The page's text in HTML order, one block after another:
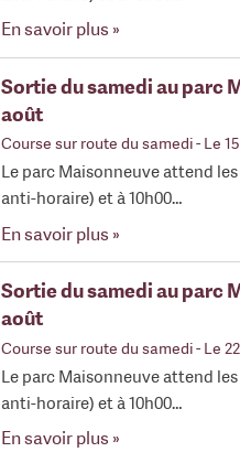
En savoir plus »
Sortie du samedi au parc
août
Course sur route du samedi- Le
Le parc Maisonneuve attend
anti-horaire) et à 10h00…
En savoir plus »
Sortie du samedi au parc
août
Course sur route du samedi- Le
Le parc Maisonneuve attend
anti-horaire) et à 10h00…
En savoir plus »